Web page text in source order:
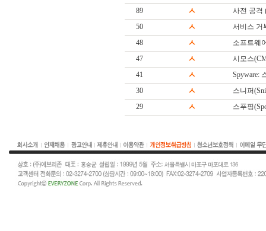
89
ㅅ
사전 공격
50
ㅅ
서비스 거
48
ㅅ
소프트웨
47
ㅅ
시모스
41
ㅅ
Spyware:
30
ㅅ
스니퍼
29
ㅅ 스푸핑